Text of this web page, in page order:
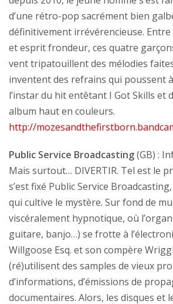
d’une rétro-pop sacrément bien
définitivement irrévérencieuse.
et esprit frondeur, ces quatre
vent tripatouillent des mélodies
inventent des refrains qui poussent à
l’instar du hit entêtant I Got Skills et
album haut en couleurs.
http://
Public Service Broadcasting(GB) :
Mais surtout… DIVERTIR. Tel est le
s’est fixé Public Service
qui cultive le mystère. Sur fond de
viscéralement hypnotique, où
guitare, banjo…) se frotte à
Willgoose Esq. et son compère
(ré)utilisent des samples de vieux
d’informations, d’émissions de
documentaires. Alors, les disques et